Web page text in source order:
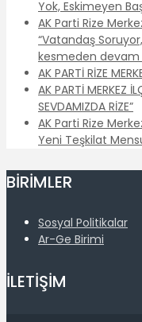
Yok, Eskimeyen
AK Parti Rize
“Vatandaş
kesmeden devam
AK PARTİ RİZE
AK PARTİ MERKEZ
SEVDAMIZDA RİZE”
AK Parti Rize
Yeni Teşkilat
BİRİMLER
Sosyal Politikalar
Ar-Ge Birimi
İLETİŞİM